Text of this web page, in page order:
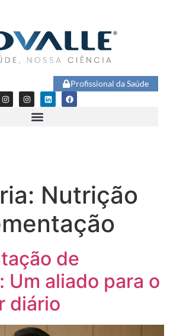
Profissional da Saúde
Nutrição
de
Um aliado para o
diário